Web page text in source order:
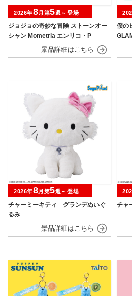
ジョジョの奇妙な冒険 ストーンオー
シャン Mometria エンリコ・P
2026年8月第5週～登場
僕の
チャーミーキティ グランデぬいぐ
るみ
2026年8月第5週～登場
チャ